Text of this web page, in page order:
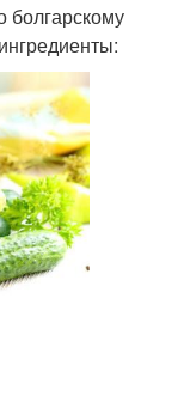
болгарскому